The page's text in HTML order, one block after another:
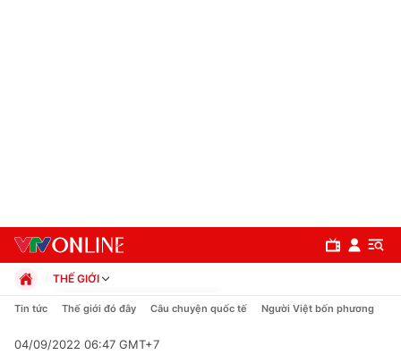
THẾ GIỚI
Chính trị
Pháp luật
Tin tức Thế giới đó đây Câu chuyện quốc tế Người Việt bốn phương
04/09/2022 06:47 GMT+7